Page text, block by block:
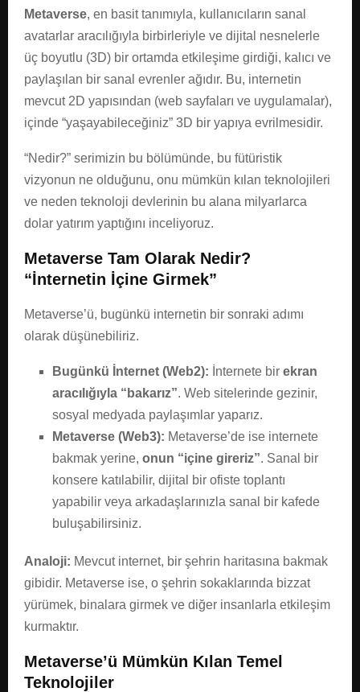
Metaverse, en basit tanımıyla, kullanıcıların sanal
avatarlar aracılığıyla birbirleriyle ve dijital nesnelerle
üç boyutlu (3D) bir ortamda etkileşime girdiği, kalıcı ve
paylaşılan bir sanal evrenler ağıdır. Bu, internetin
mevcut 2D yapısından (web sayfaları ve uygulamalar),
içinde “yaşayabileceğiniz” 3D bir yapıya evrilmesidir.
“Nedir?” serimizin bu bölümünde, bu fütüristik
vizyonun ne olduğunu, onu mümkün kılan teknolojileri
ve neden teknoloji devlerinin bu alana milyarlarca
dolar yatırım yaptığını inceliyoruz.
Metaverse Tam Olarak Nedir?
“İnternetin İçine Girmek”
Metaverse’ü, bugünkü internetin bir sonraki adımı
olarak düşünebiliriz.
Bugünkü İnternet (Web2): İnternete bir ekran
aracılığıyla “bakarız”. Web sitelerinde gezinir,
sosyal medyada paylaşımlar yaparız.
Metaverse (Web3): Metaverse’de ise internete
bakmak yerine, onun “içine gireriz”. Sanal bir
konsere katılabilir, dijital bir ofiste toplantı
yapabilir veya arkadaşlarınızla sanal bir kafede
buluşabilirsiniz.
Analoji: Mevcut internet, bir şehrin haritasına bakmak
gibidir. Metaverse ise, o şehrin sokaklarında bizzat
yürümek, binalara girmek ve diğer insanlarla etkileşim
kurmaktır.
Metaverse’ü Mümkün Kılan Temel
Teknolojiler